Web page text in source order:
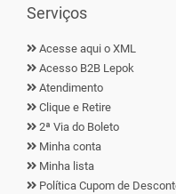
Serviços
Acesse aqui o XML
Acesso B2B Lepok
Atendimento
Clique e Retire
2ª Via do Boleto
Minha conta
Minha lista
Política Cupom de